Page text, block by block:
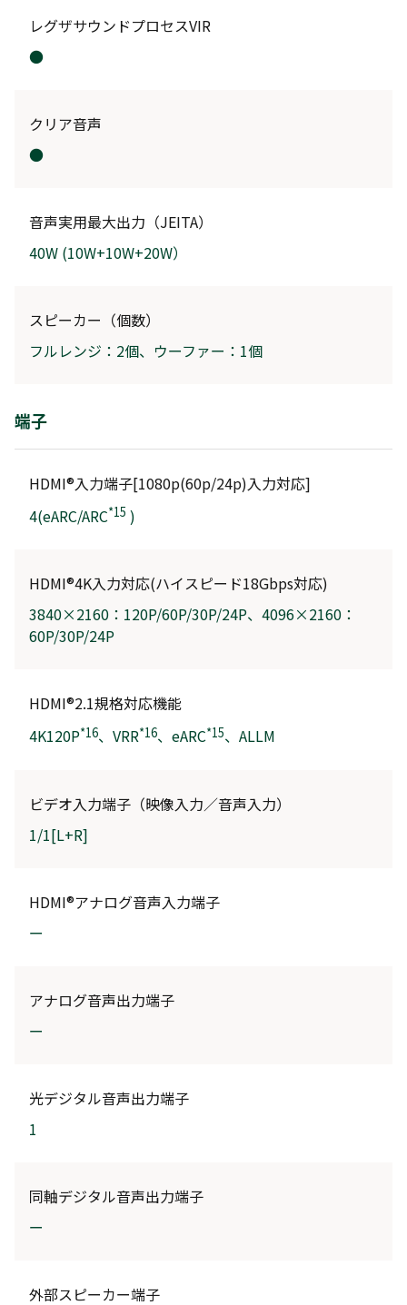
レグザサウンドプロセスVIR
●
クリア音声
●
音声実用最大出力（JEITA）
40W (10W+10W+20W）
スピーカー（個数）
フルレンジ：2個、ウーファー：1個
端子
HDMI®入力端子[1080p(60p/24p)入力対応]
4(eARC/ARC*15 )
HDMI®4K入力対応(ハイスピード18Gbps対応)
3840×2160：120P/60P/30P/24P、4096×2160：
60P/30P/24P
HDMI®2.1規格対応機能
4K120P*16、VRR*16、eARC*15、ALLM
ビデオ入力端子（映像入力／音声入力）
1/1[L+R]
HDMI®アナログ音声入力端子
ー
アナログ音声出力端子
ー
光デジタル音声出力端子
1
同軸デジタル音声出力端子
ー
外部スピーカー端子